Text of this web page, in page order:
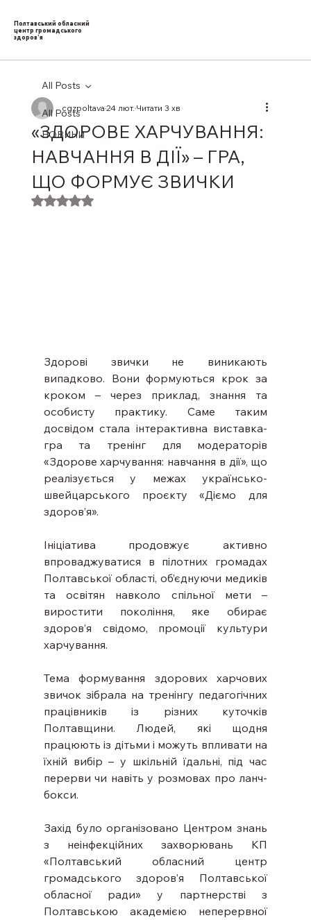
Полтавський обласний
центр громадського
здоров’я
All Posts
НОВИНИ
All Posts
«ЗДОРОВЕ ХАРЧУВАННЯ:
НАВЧАННЯ В ДІЇ» – ГРА,
ЩО ФОРМУЄ ЗВИЧКИ
cgzpoltava24 лют.Читати 3 хв
Оцінка: NaN з 5 зірок.
Здорові звички не виникають
випадково. Вони формуються крок за
кроком – через приклад, знання та
особисту практику. Саме таким
досвідом стала інтерактивна виставка-
гра та тренінг для модераторів
«Здорове харчування: навчання в дії», що
реалізується у межах українсько-
швейцарського проєкту «Діємо для
здоров’я».
Ініціатива продовжує активно
впроваджуватися в пілотних громадах
Полтавської області, об’єднуючи медиків
та освітян навколо спільної мети –
виростити покоління, яке обирає
здоров’я свідомо, промоції культури
харчування.
Тема формування здорових харчових
звичок зібрала на тренінгу педагогічних
працівників із різних куточків
Полтавщини. Людей, які щодня
працюють із дітьми і можуть впливати на
їхній вибір – у шкільній їдальні, під час
перерви чи навіть у розмовах про ланч-
бокси.
Захід було організовано Центром знань
з неінфекційних захворювань КП
«Полтавський обласний центр
громадського здоров’я Полтавської
обласної ради» у партнерстві з
Полтавською академією неперервної